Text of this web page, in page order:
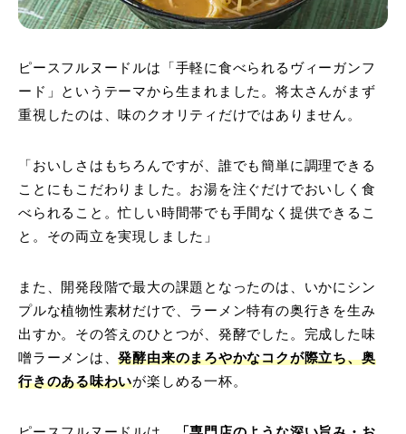
ピースフルヌードルは「手軽に食べられるヴィーガンフ
ード」というテーマから生まれました。将太さんがまず
重視したのは、味のクオリティだけではありません。
「おいしさはもちろんですが、誰でも簡単に調理できる
ことにもこだわりました。お湯を注ぐだけでおいしく食
べられること。忙しい時間帯でも手間なく提供できるこ
と。その両立を実現しました」
また、開発段階で最大の課題となったのは、いかにシン
プルな植物性素材だけで、ラーメン特有の奥行きを生み
出すか。その答えのひとつが、発酵でした。完成した味
噌ラーメンは、発酵由来のまろやかなコクが際立ち、奥
行きのある味わいが楽しめる一杯。